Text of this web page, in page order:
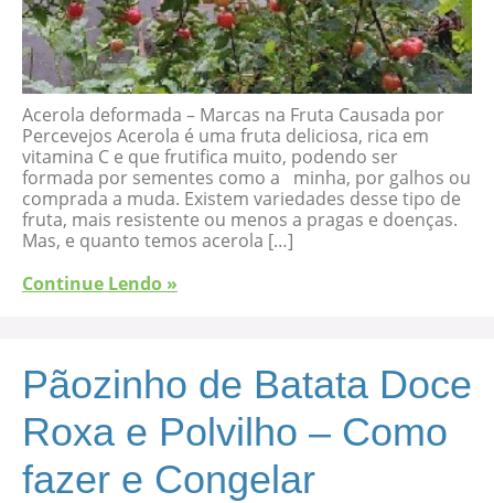
Acerola deformada – Marcas na Fruta Causada por
Percevejos Acerola é uma fruta deliciosa, rica em
vitamina C e que frutifica muito, podendo ser
formada por sementes como a minha, por galhos ou
comprada a muda. Existem variedades desse tipo de
fruta, mais resistente ou menos a pragas e doenças.
Mas, e quanto temos acerola […]
Continue Lendo »
Pãozinho de Batata Doce
Roxa e Polvilho – Como
fazer e Congelar